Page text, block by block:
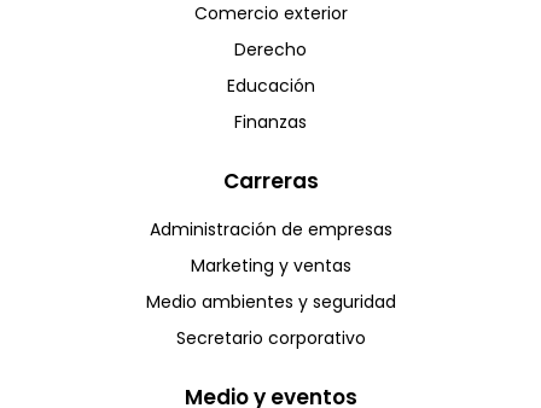
Comercio exterior
Derecho
Educación
Finanzas
Carreras
Administración de empresas
Marketing y ventas
Medio ambientes y seguridad
Secretario corporativo
Medio y eventos